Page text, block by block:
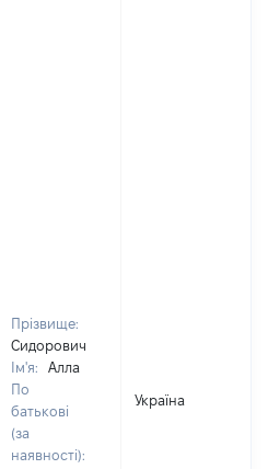
Прізвище:
Сидорович
Ім'я:
Алла
По
батькові
(за
наявності):
Україна